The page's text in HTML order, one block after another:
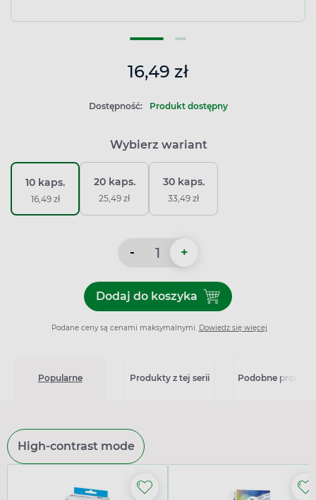
16,49 zł
Dostępność: Produkt dostępny
Wybierz wariant
10 kaps.
16,49 zł
20 kaps.
25,49 zł
30 kaps.
33,49 zł
- +
Dodaj do koszykaDodaj do koszyka Nurofen
Podane ceny są cenami maksymalnymi. Dowiedz się więcej
Popularne Produkty z tej serii Podobne
High-contrast mode